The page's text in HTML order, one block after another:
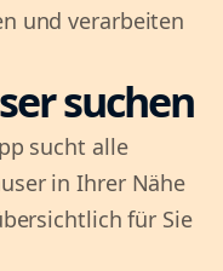
und verarbeiten
suchen
sucht alle
in Ihrer Nähe
für Sie